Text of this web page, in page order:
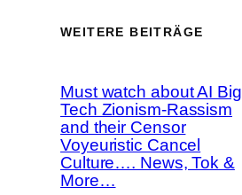
WEITERE BEITRÄGE
Must watch about AI Big
Tech Zionism-Rassism
and their Censor
Voyeuristic Cancel
Culture…. News, Tok &
More…